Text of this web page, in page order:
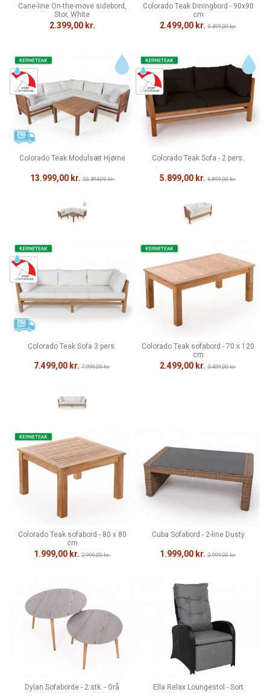
Cane-line On-the-move sidebord,
Stor, White
2.399,00 kr.
Colorado Teak Diningbord - 90x90
cm
2.499,00 kr. 3.499,00 kr.
Colorado Teak Modulsæt Hjørne
13.999,00 kr. 22.394,00 kr.
Colorado Teak Sofa - 2 pers.
5.899,00 kr. 6.899,00 kr.
Colorado Teak Sofa 3 pers.
7.499,00 kr. 7.999,00 kr.
Colorado Teak sofabord - 70 x 120
cm
2.499,00 kr. 3.499,00 kr.
Colorado Teak sofabord - 80 x 80
cm
1.999,00 kr. 2.999,00 kr.
Cuba Sofabord - 2-line Dusty
1.999,00 kr. 2.999,00 kr.
Dylan Sofaborde - 2 stk. - Grå Ella Relax Loungestol - Sort